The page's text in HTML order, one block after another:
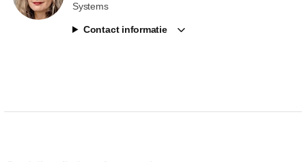
Systems
Contact informatie